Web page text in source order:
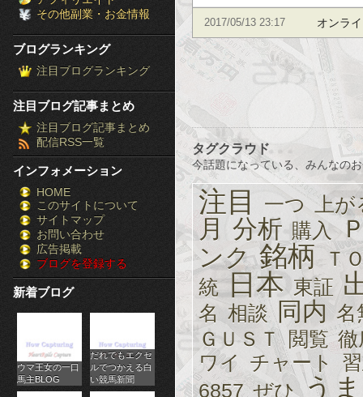
ラ
ン
ン
グ］-
株
FX
競
馬
パ
チ
ス
その他副業・お金情報
ブログランキング
注目ブログランキング
注目ブログ記事まとめ
注目ブログ記事まとめ
配信RSS一覧
インフォメーション
HOME
このサイトについて
サイトマップ
お問い合わせ
広告掲載
ブログを登録する
新着ブログ
ウマ王女の一口
馬主BLOG
だれでもエクセ
ルでつかえる白
い競馬新聞
2017/05/13 23:17 オンラ
タグクラウド
今話題になっている、みんなの
注目 一つ 上が
月 分析 購入
ンク 銘柄
Ｔ
統 日本 東証
名 相談 同内 名
ＧＵＳＴ 閲覧 徹
ワイ
チャート
6857 ぜひ う